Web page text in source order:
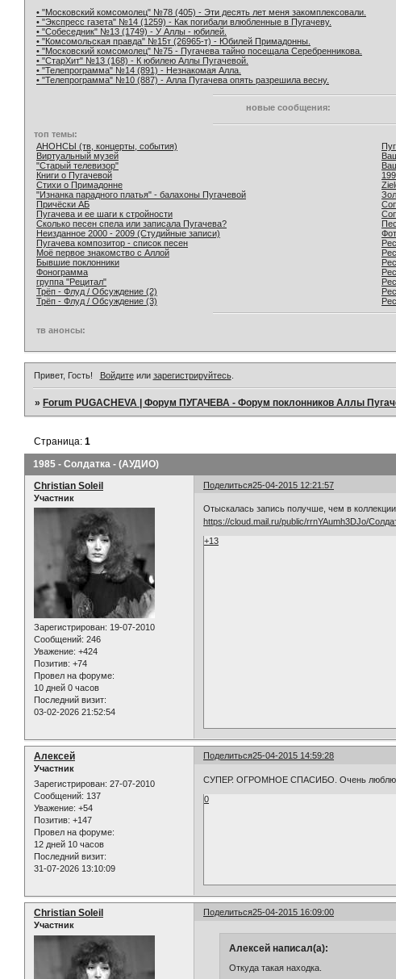
• "Московский комсомолец" №78 (405) - Эти десять лет меня закомплексовали.
• "Экспресс газета" №14 (1259) - Как погибали влюбленные в Пугачеву.
• "Собеседник" №13 (1749) - У Аллы - юбилей.
• "Комсомольская правда" №15т (26965-т) - Юбилей Примадонны.
• "Московский комсомолец" №75 - Пугачева тайно посещала Серебренникова.
• "СтарХит" №13 (168) - К юбилею Аллы Пугачевой.
• "Телепрограмма" №14 (891) - Незнакомая Алла.
• "Телепрограмма" №10 (887) - Алла Пугачева опять разрешила весну.
новые сообщения:
топ темы:
АНОНСЫ (тв, концерты, события)
Виртуальный музей
"Старый телевизор"
Книги о Пугачевой
Стихи о Примадонне
"Изнанка парадного платья" - балахоны Пугачевой
Причёски АБ
Пугачева и ее шаги к стройности
Сколько песен спела или записала Пугачева?
Неизданное 2000 - 2009 (Студийные записи)
Пугачева композитор - список песен
Моё первое знакомство с Аллой
Бывшие поклонники
Фонограмма
группа "Рецитал"
Трёп - Флуд / Обсуждение (2)
Трёп - Флуд / Обсуждение (3)
тв анонсы:
Привет, Гость! Войдитеили зарегистрируйтесь.
»Forum PUGACHEVA | Форум ПУГАЧЕВА - Форум поклонников Аллы
1985 - Солдатка - (АУДИО)
Страница:1
Поделиться25-04-2015 12:21:57
Christian Soleil
Участник
Зарегистрирован: 19-07-2010
Сообщений: 246
Уважение: +424
Позитив: +74
Провел на форуме:
10 дней 0 часов
Последний визит:
03-02-2026 21:52:54
Отыскалась запись получше, чем в
https://cloud.mail.ru/public/rrnYAumh3DJo/
+13
Поделиться25-04-2015 14:59:28
Алексей
Участник
Зарегистрирован: 27-07-2010
Сообщений: 137
Уважение: +54
Позитив: +147
Провел на форуме:
12 дней 10 часов
Последний визит:
31-07-2026 13:10:09
CУПЕР. ОГРОМНОЕ СПАСИБО. Очень люблю
0
Поделиться25-04-2015 16:09:00
Christian Soleil
Участник
Алексей написал(а):
Откуда такая находка.